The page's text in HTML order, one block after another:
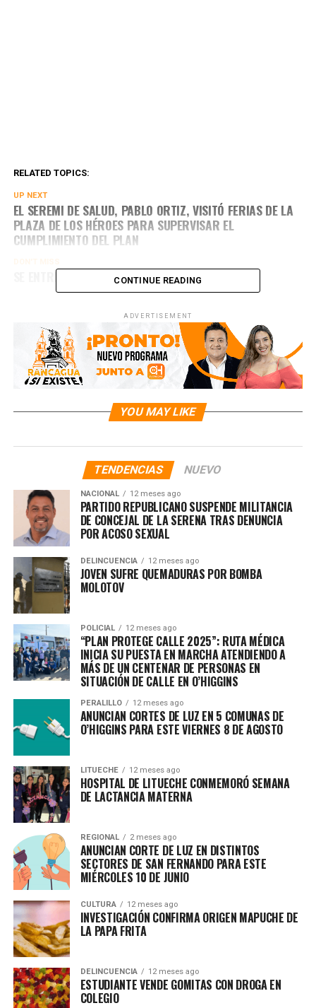
RELATED TOPICS:
UP NEXT
EL SEREMI DE SALUD, PABLO ORTIZ, VISITÓ FERIAS DE LA
PLAZA DE LOS HÉROES PARA SUPERVISAR EL
CUMPLIMIENTO DEL PLAN
SE ENTREGARÁN DISTINTOS BENEFICIOS
CONTINUE READING
ADVERTISEMENT
YOU MAY LIKE
TENDENCIAS NUEVO
NACIONAL 12 meses ago
PARTIDO REPUBLICANO SUSPENDE MILITANCIA
DE CONCEJAL DE LA SERENA TRAS DENUNCIA
POR ACOSO SEXUAL
DELINCUENCIA 12 meses ago
JOVEN SUFRE QUEMADURAS POR BOMBA
MOLOTOV
POLICIAL 12 meses ago
“PLAN PROTEGE CALLE 2025”: RUTA MÉDICA
INICIA SU PUESTA EN MARCHA ATENDIENDO A
MÁS DE UN CENTENAR DE PERSONAS EN
SITUACIÓN DE CALLE EN O’HIGGINS
PERALILLO 12 meses ago
ANUNCIAN CORTES DE LUZ EN 5 COMUNAS DE
O’HIGGINS PARA ESTE VIERNES 8 DE AGOSTO
LITUECHE 12 meses ago
HOSPITAL DE LITUECHE CONMEMORÓ SEMANA
DE LACTANCIA MATERNA
REGIONAL 2 meses ago
ANUNCIAN CORTE DE LUZ EN DISTINTOS
SECTORES DE SAN FERNANDO PARA ESTE
MIÉRCOLES 10 DE JUNIO
CULTURA 12 meses ago
INVESTIGACIÓN CONFIRMA ORIGEN MAPUCHE DE
LA PAPA FRITA
DELINCUENCIA 12 meses ago
ESTUDIANTE VENDE GOMITAS CON DROGA EN
COLEGIO